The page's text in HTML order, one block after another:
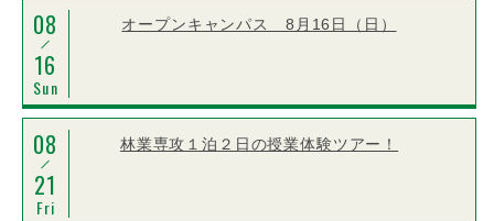
08
16
Sun
オープンキャンパス 8月16日（日）
08
21
Fri
林業専攻１泊２日の授業体験ツアー！